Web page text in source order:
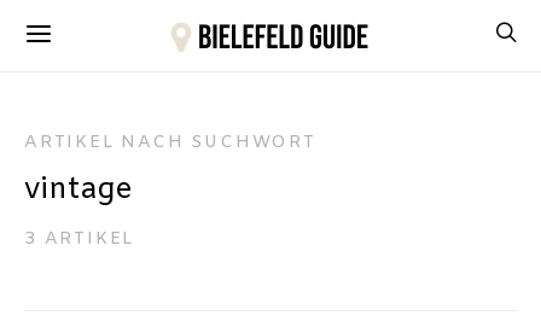
ARTIKEL NACH SUCHWORT
vintage
3 ARTIKEL